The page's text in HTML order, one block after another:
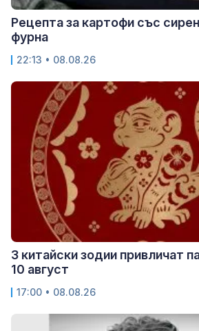
Рецепта за картофи със
фурна
22:13 • 08.08.26
3 китайски зодии привличат
10 август
17:00 • 08.08.26